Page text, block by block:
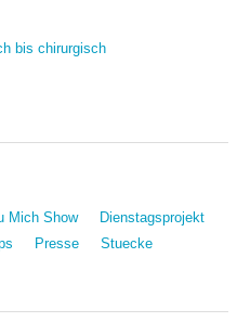
bis chirurgisch
Mich Show
Dienstagsprojekt
Presse
Stuecke